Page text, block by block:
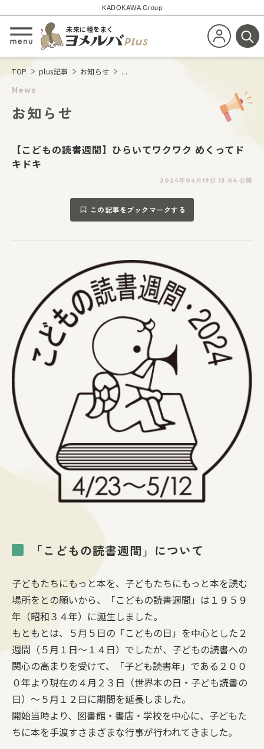
KADOKAWA Group
メニューを開閉する
未来に種をまく
新規会員登
検
TOP plus記事 お知らせ ...
News
お知らせ
【こどもの読書週間】ひらいてワクワク めくってド
キドキ
2024年04月19日 13:04 公開
この記事をブックマークする
「こどもの読書週間」について
子どもたちにもっと本を、子どもたちにもっと本を読む
場所をとの願いから、「こどもの読書週間」は１９５９
年（昭和３４年）に誕生しました。
もともとは、５月５日の「こどもの日」を中心とした２
週間（５月１日～１４日）でしたが、子どもの読書への
関心の高まりを受けて、「子ども読書年」である２００
０年より現在の４月２３日（世界本の日・子ども読書の
日）～５月１２日に期間を延長しました。
開始当時より、図書館・書店・学校を中心に、子どもた
ちに本を手渡すさまざまな行事が行われてきました。